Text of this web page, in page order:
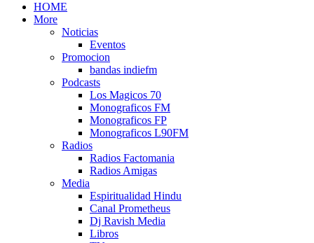
HOME
More
Noticias
Eventos
Promocion
bandas indiefm
Podcasts
Los Magicos 70
Monograficos FM
Monograficos FP
Monograficos L90FM
Radios
Radios Factomania
Radios Amigas
Media
Espiritualidad Hindu
Canal Prometheus
Dj Ravish Media
Libros